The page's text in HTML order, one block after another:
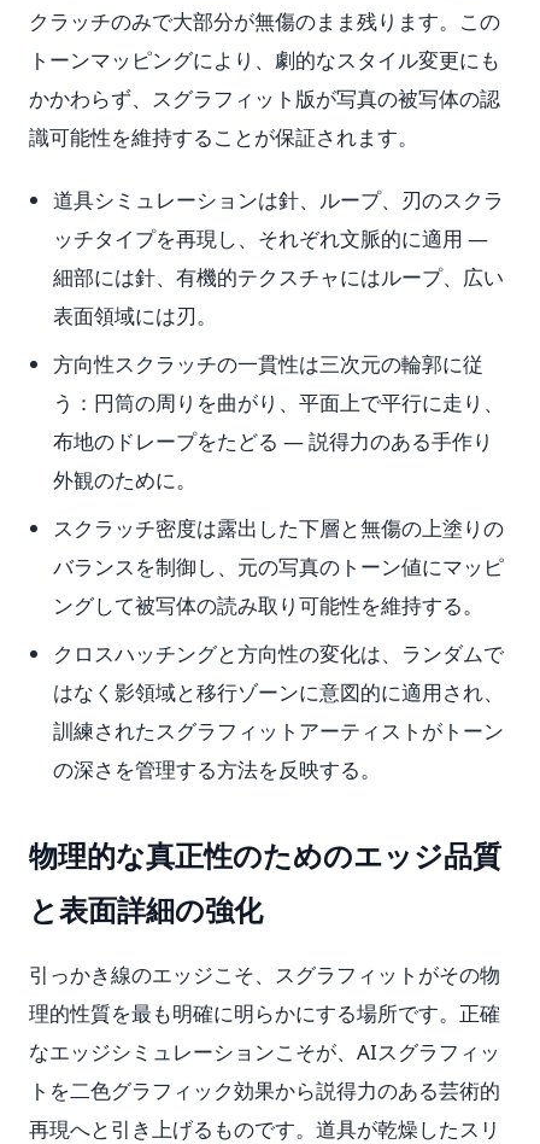
クラッチのみで大部分が無傷のまま残ります。この
トーンマッピングにより、劇的なスタイル変更にも
かかわらず、スグラフィット版が写真の被写体の認
識可能性を維持することが保証されます。
道具シミュレーションは針、ループ、刃のスクラ
ッチタイプを再現し、それぞれ文脈的に適用 —
細部には針、有機的テクスチャにはループ、広い
表面領域には刃。
方向性スクラッチの一貫性は三次元の輪郭に従
う：円筒の周りを曲がり、平面上で平行に走り、
布地のドレープをたどる — 説得力のある手作り
外観のために。
スクラッチ密度は露出した下層と無傷の上塗りの
バランスを制御し、元の写真のトーン値にマッピ
ングして被写体の読み取り可能性を維持する。
クロスハッチングと方向性の変化は、ランダムで
はなく影領域と移行ゾーンに意図的に適用され、
訓練されたスグラフィットアーティストがトーン
の深さを管理する方法を反映する。
物理的な真正性のためのエッジ品質
と表面詳細の強化
引っかき線のエッジこそ、スグラフィットがその物
理的性質を最も明確に明らかにする場所です。正確
なエッジシミュレーションこそが、AIスグラフィッ
トを二色グラフィック効果から説得力のある芸術的
再現へと引き上げるものです。道具が乾燥したスリ